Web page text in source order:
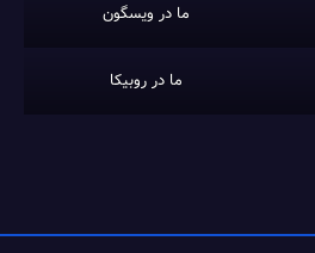
ما در ویسگون
ما در روبیکا